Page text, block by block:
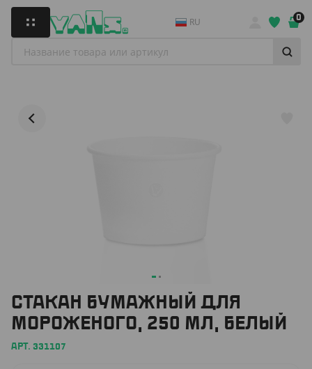
RU 0
СТАКАН БУМАЖНЫЙ ДЛЯ
МОРОЖЕНОГО, 250 МЛ, БЕЛЫЙ
АРТ. 331107